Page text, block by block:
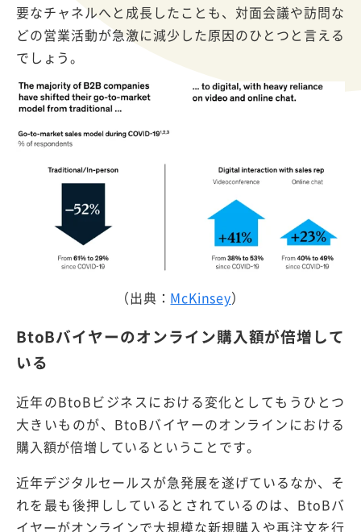
要なチャネルへと成長したことも、対面会議や訪問な
どの営業活動が急激に減少した原因のひとつと言える
でしょう。
（出典： McKinsey）
BtoBバイヤーのオンライン購入額が倍増して
いる
近年のBtoBビジネスにおける変化としてもうひとつ
大きいものが、BtoBバイヤーのオンラインにおける
購入額が倍増しているということです。
近年デジタルセールスが急発展を遂げているなか、そ
れを最も後押ししているとされているのは、BtoBバ
イヤーがオンラインで大規模な新規購入や再注文を行